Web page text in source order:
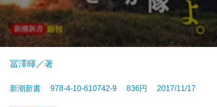
冨澤暉／著
新潮新書 978-4-10-610742-9 836円 2017/11/17